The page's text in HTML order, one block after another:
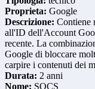
Proprieta: Google
Descrizione: Contiene
all'ID dell'Account
recente. La
Google di bloccare
carpire i contenuti dei
Durata: 2 anni
Nome: SOCS